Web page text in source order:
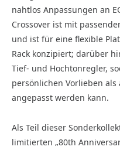
nahtlos Anpassungen an
Crossover ist mit
und ist für eine flexible
Rack konzipiert; darüber
Tief- und Hochtonregler,
persönlichen Vorlieben
angepasst werden kann.
Als Teil dieser
limitierten „80th